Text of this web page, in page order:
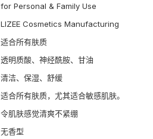
for Personal & Family Use
LIZEE Cosmetics Manufacturing
适合所有肤质
透明质酸、神经酰胺、甘油
清洁、保湿、舒缓
适合所有肤质，尤其适合敏感肌肤。
令肌肤感觉清爽不紧绷
无香型